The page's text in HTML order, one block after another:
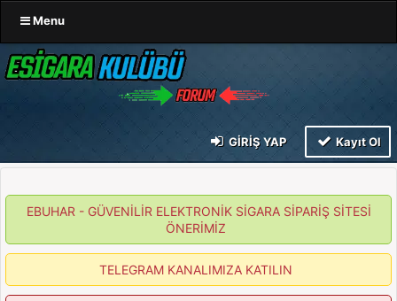
Menu
GIRIŞ YAP Kayıt Ol
EBUHAR - GÜVENİLİR ELEKTRONİK SİGARA SİPARİŞ SİTESİ
ÖNERİMİZ
TELEGRAM KANALIMIZA KATILIN